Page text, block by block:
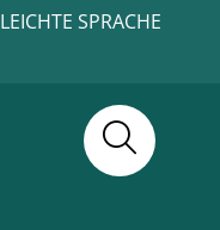
LEICHTE SPRACHE